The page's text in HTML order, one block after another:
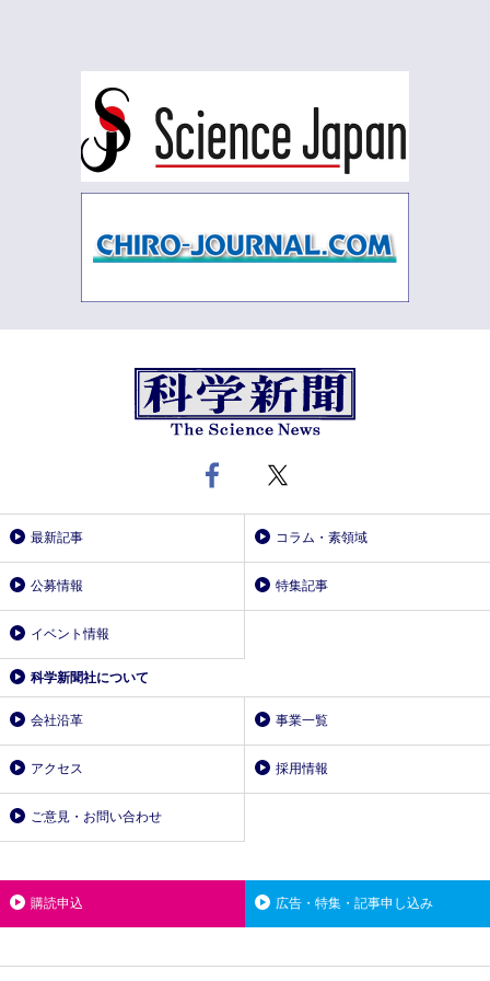
最新記事 コラム・素領域
公募情報 特集記事
イベント情報
科学新聞社について
会社沿革 事業一覧
アクセス 採用情報
ご意見・お問い合わせ
購読申込 広告・特集・記事申し込み